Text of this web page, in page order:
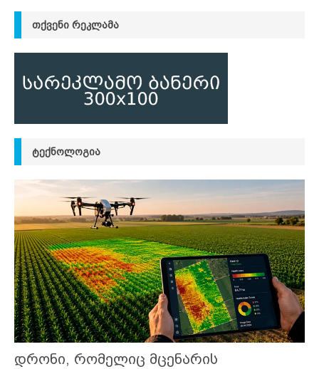
ᲗᲥᲕᲔᲜᲘ ᲠᲔᲙᲚᲐᲛᲐ
ᲢᲔᲥᲜᲝᲚᲝᲒᲘᲐ
დრონი, რომელიც მცენარის